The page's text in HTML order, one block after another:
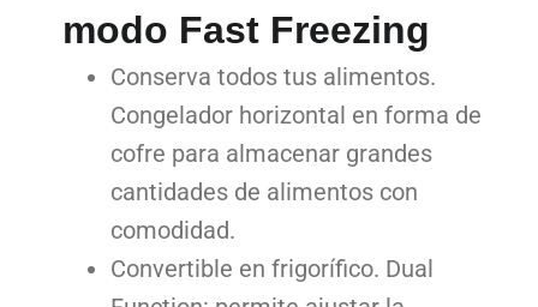
modo Fast Freezing
Conserva todos tus alimentos.
Congelador horizontal en forma de
cofre para almacenar grandes
cantidades de alimentos con
comodidad.
Convertible en frigorífico. Dual